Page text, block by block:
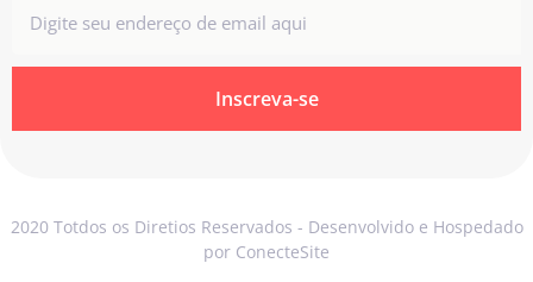
Inscreva-se
2020 Totdos os Diretios Reservados - Desenvolvido e Hospedado
por ConecteSite